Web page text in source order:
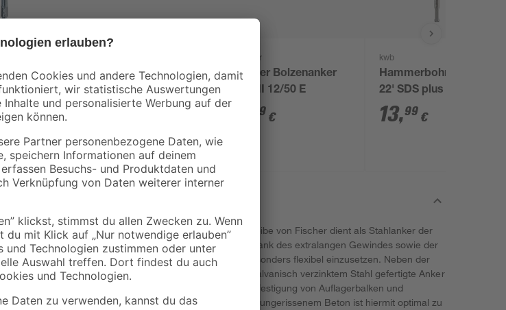
großer
fischer Bolzenanker
FAZ II 12/100 E
4,89
Fischer
fischer Bolzenanker
FAZ II 12/50 E
89 €
kwb
Hammerbohrer 'HB
22' SDS plus Ø 12 x
260 mm
13,99 €
Der Bolzenanker FBN II mit großer Unterlegscheibe von Fischer dient als Stahlanker der
Befestigung schwerer Gegenstände in Beton. Dank des extralangen Gewindes sowie der
beiden Verankerungstiefen ist das Werkzeug besonders flexibel einzusetzen. Neben der
Vorsteck- und Durchsteckmontage ist der aus galvanisch verzinktem Stahl gefertigte Anker
auch für die Abstandsmontage geeignet. Die Befestigung von Auflagerbalken und
Schwellen sowie anderen Holzkonstruktionen in ungerissenem Beton ist hiermit optimal zu